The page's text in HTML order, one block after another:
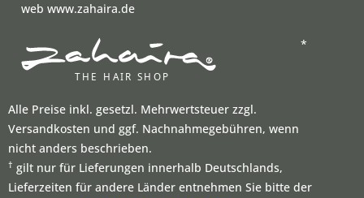
web www.zahaira.de
*
Alle Preise inkl. gesetzl. Mehrwertsteuer zzgl.
Versandkosten und ggf. Nachnahmegebühren, wenn
nicht anders beschrieben.
† gilt nur für Lieferungen innerhalb Deutschlands,
Lieferzeiten für andere Länder entnehmen Sie bitte der